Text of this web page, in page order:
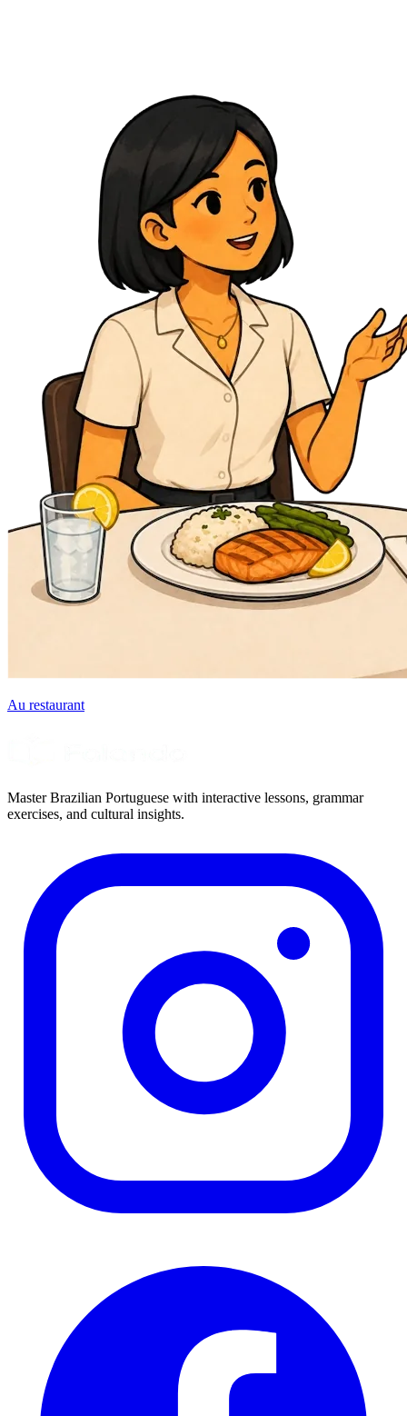
Au restaurant
Master Brazilian Portuguese with interactive lessons, grammar
exercises, and cultural insights.